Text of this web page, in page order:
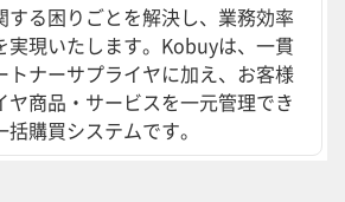
する困りごとを解決し、業務効率
実現いたします。Kobuyは、一貫
トナーサプライヤに加え、お客様
ヤ商品・サービスを一元管理でき
購買システムです。